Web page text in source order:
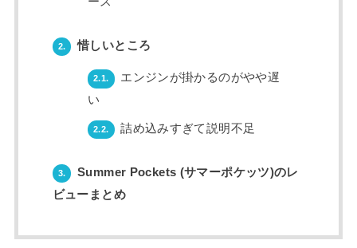
2. 惜しいところ
2.1.
エンジンが掛かるのがやや遅
い
2.2. 詰め込みすぎて説明不足
3.
Summer Pockets (サマーポケッツ)のレ
ビューまとめ